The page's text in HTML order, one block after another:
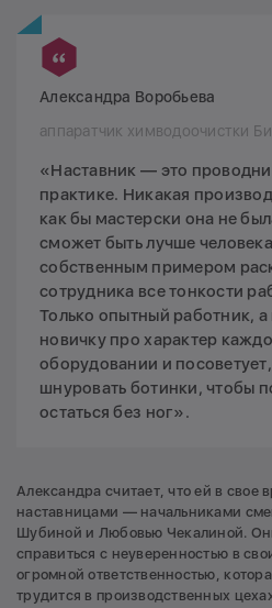
Александра Воробьева
аппаратчик химводоочистки
«Наставник — это
практике. Никакая
как бы мастерски она не
сможет быть лучше
собственным примером
сотрудника все тонкости
Только опытный работник,
новичку про характер
оборудовании и
шнуровать ботинки, чтобы
остаться без ног».
Александра считает, что ей в свое
наставницами — начальниками
Шубиной и Любовью Чекалиной.
справиться с неуверенностью в
огромной ответственностью,
трудится в производственных